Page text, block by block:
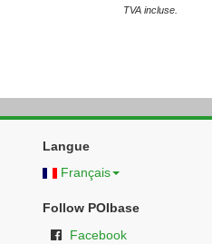
TVA incluse.
Langue
Français
Follow POIbase
Facebook